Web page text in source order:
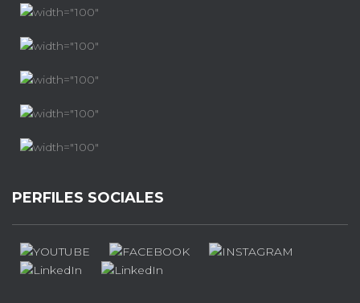
PERFILES SOCIALES